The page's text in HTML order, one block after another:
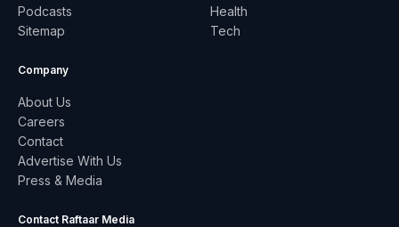
Podcasts
Sitemap
Health
Tech
Company
About Us
Careers
Contact
Advertise With Us
Press & Media
Contact Raftaar Media